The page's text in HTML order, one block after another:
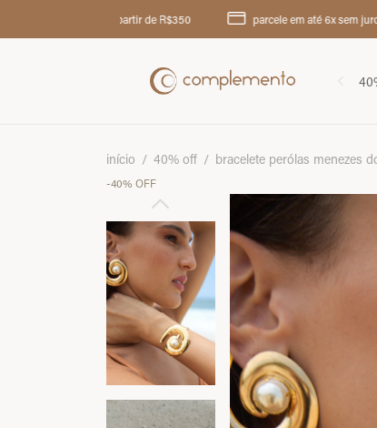
grátis a partir de R$350 parcele em até 6x sem juros
início / 40% off / bracelete perólas menezes
-40% OFF